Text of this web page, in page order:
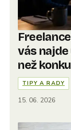
vás
než
TIPY A RADY
15. 06. 2026